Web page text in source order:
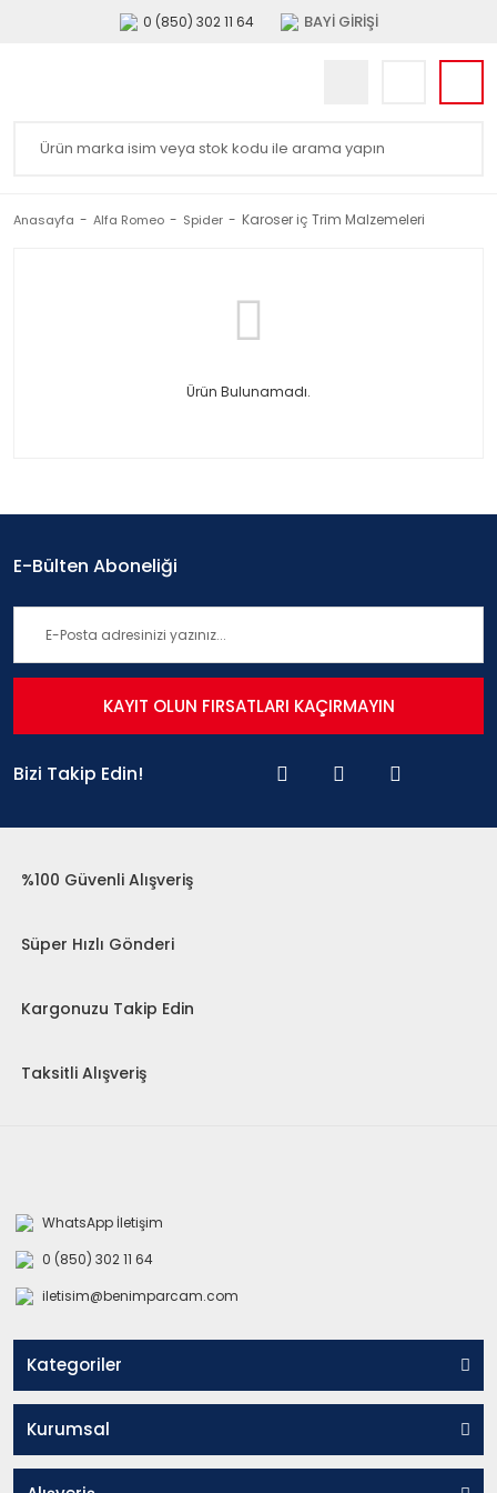
0 (850) 302 11 64 BAYİ GİRİŞİ
Anasayfa Alfa Romeo Spider Karoser iç Trim Malzemeleri
Ürün Bulunamadı.
E-Bülten Aboneliği
KAYIT OLUN FIRSATLARI KAÇIRMAYIN
Bizi Takip Edin!
%100 Güvenli Alışveriş
Süper Hızlı Gönderi
Kargonuzu Takip Edin
Taksitli Alışveriş
WhatsApp İletişim
0 (850) 302 11 64
iletisim@benimparcam.com
Kategoriler
Kurumsal